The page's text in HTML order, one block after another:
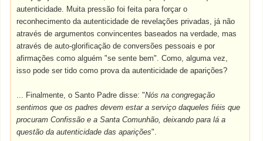
autenticidade. Muita pressão foi feita para forçar o
reconhecimento da autenticidade de revelações privadas, já não
através de argumentos convincentes baseados na verdade, mas
através de auto-glorificação de conversões pessoais e por
afirmações como alguém "se sente bem". Como, alguma vez,
isso pode ser tido como prova da autenticidade de aparições?
... Finalmente, o Santo Padre disse: "Nós na congregação
sentimos que os padres devem estar a serviço daqueles fiéis que
procuram Confissão e a Santa Comunhão, deixando para lá a
questão da autenticidade das aparições".